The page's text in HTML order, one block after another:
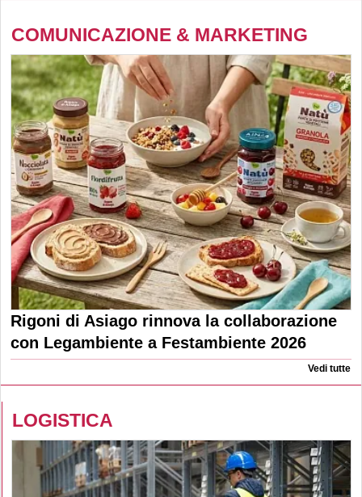
COMUNICAZIONE & MARKETING
Rigoni di Asiago rinnova la collaborazione
con Legambiente a Festambiente 2026
Vedi tutte
LOGISTICA